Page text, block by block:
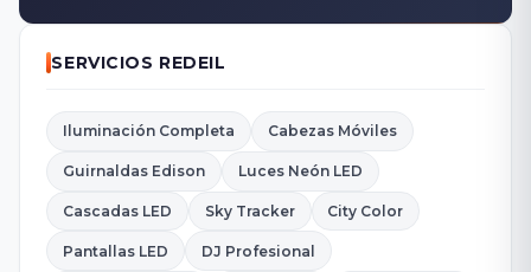
SERVICIOS REDEIL
Iluminación Completa Cabezas Móviles
Guirnaldas Edison Luces Neón LED
Cascadas LED Sky Tracker City Color
Pantallas LED DJ Profesional